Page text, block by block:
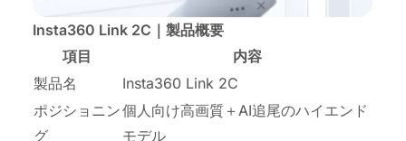
Insta360 Link 2C｜製品概要
項目
内容
製品名
Insta360 Link 2C
ポジショニン
グ
個人向け高画質＋AI追尾のハイエンド
モデル